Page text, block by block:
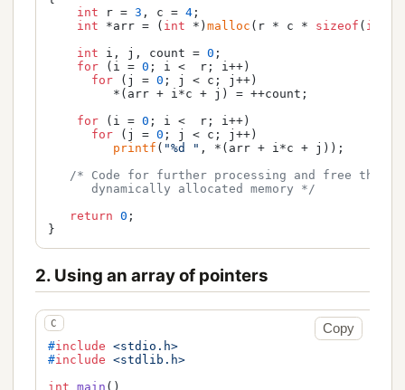
int r = 3 , c = 4 ;
int *arr = ( int *)malloc (r * c * sizeof ( int
int i, j, count = 0 ;
for (i = 0 ; i <  r; i++)
for (j = 0 ; j < c; j++)
         *(arr + i*c + j) = ++count;
for (i = 0 ; i <  r; i++)
for (j = 0 ; j < c; j++)
printf ( "%d " , *(arr + i*c + j));
/* Code for further processing and free the
      dynamically allocated memory */
return
0 ;
}
2. Using an array of pointers
#include
<stdio.h>
#include
<stdlib.h>
int
main ()
Copy